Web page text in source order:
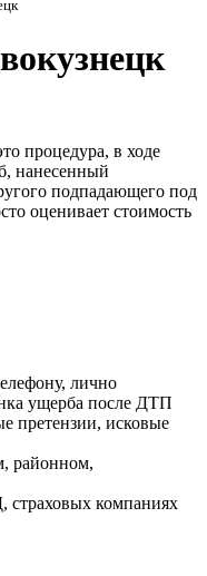
процедура, в ходе
нанесенный
подпадающего под
оценивает стоимость
лично
ущерба после ДТП
претензии, исковые
районном,
страховых компаниях